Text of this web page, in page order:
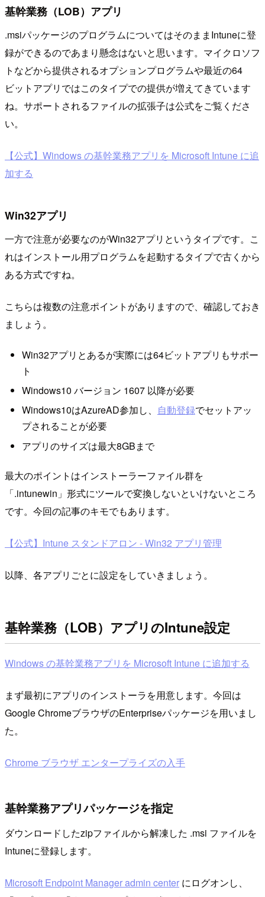
基幹業務（LOB）アプリ
.msiパッケージのプログラムについてはそのままIntuneに登
録ができるのであまり懸念はないと思います。マイクロソフ
トなどから提供されるオプションプログラムや最近の64
ビットアプリではこのタイプでの提供が増えてきています
ね。サポートされるファイルの拡張子は公式をご覧くださ
い。
【公式】Windows の基幹業務アプリを Microsoft Intune に追
加する
Win32アプリ
一方で注意が必要なのがWin32アプリというタイプです。こ
れはインストール用プログラムを起動するタイプで古くから
ある方式ですね。
こちらは複数の注意ポイントがありますので、確認しておき
ましょう。
Win32アプリとあるが実際には64ビットアプリもサポー
ト
Windows10 バージョン 1607 以降が必要
Windows10はAzureAD参加し、 自動登録でセットアッ
プされることが必要
アプリのサイズは最大8GBまで
最大のポイントはインストーラーファイル群を
「.intunewin」形式にツールで変換しないといけないところ
です。今回の記事のキモでもあります。
【公式】Intune スタンドアロン - Win32 アプリ管理
以降、各アプリごとに設定をしていきましょう。
基幹業務（LOB）アプリのIntune設定
Windows の基幹業務アプリを Microsoft Intune に追加する
まず最初にアプリのインストーラを用意します。今回は
Google ChromeブラウザのEnterpriseパッケージを用いまし
た。
Chrome ブラウザ エンタープライズの入手
基幹業務アプリパッケージを指定
ダウンロードしたzipファイルから解凍した .msi ファイルを
Intuneに登録します。
Microsoft Endpoint Manager admin center にログオンし、